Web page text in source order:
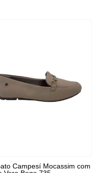
Campesí Mocassim com